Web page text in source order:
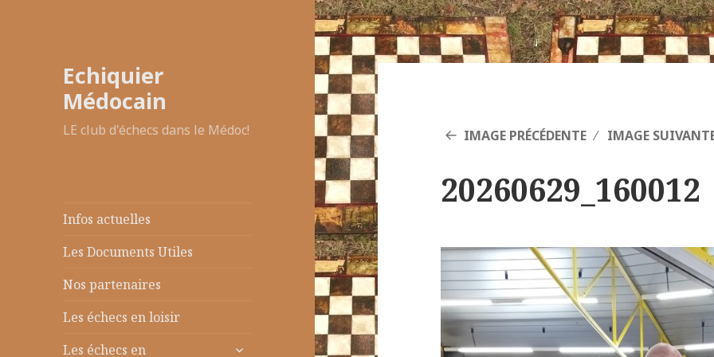
Echiquier
Médocain
LE club d'échecs dans le Médoc!
Infos actuelles
Les Documents Utiles
Nos partenaires
Les échecs en loisir
Les échecs en
ouvrir
IMAGE PRÉCÉDENTE IMAGE
20260629_160012